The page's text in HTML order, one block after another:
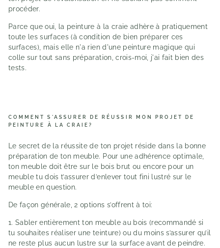
procéder.
Parce que oui, la peinture à la craie adhère à pratiquement
toute les surfaces (à condition de bien préparer ces
surfaces), mais elle n'a rien d'une peinture magique qui
colle sur tout sans préparation, crois-moi, j'ai fait bien des
tests.
COMMENT S'ASSURER DE RÉUSSIR MON PROJET DE
PEINTURE À LA CRAIE?
Le secret de la réussite de ton projet réside dans la bonne
préparation de ton meuble. Pour une adhérence optimale,
ton meuble doit être sur le bois brut ou encore pour un
meuble tu dois t’assurer d’enlever tout fini lustré sur le
meuble en question.
De façon générale, 2 options s’offrent à toi:
1. Sabler entièrement ton meuble au bois (recommandé si
tu souhaites réaliser une teinture) ou du moins s’assurer qu’il
ne reste plus aucun lustre sur la surface avant de peindre.